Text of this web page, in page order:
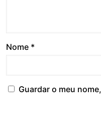
Nome *
Guardar o meu